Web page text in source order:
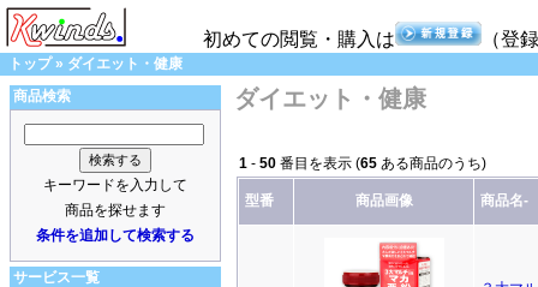
初めての閲覧・購入は （登
トップ» ダイエット・健康
商品検索
キーワードを入力して
商品を探せます
条件を追加して検索する
サービス一覧
ダイエット・健康
1 - 50 番目を表示 (65 ある商品のうち)
型番 商品画像 商品名-